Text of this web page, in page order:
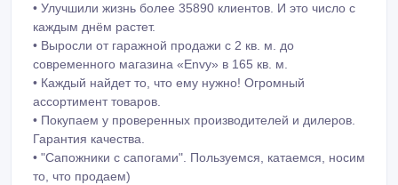
• Улучшили жизнь более 35890 клиентов. И это число с
каждым днём растет.
• Выросли от гаражной продажи с 2 кв. м. до
современного магазина «Envy» в 165 кв. м.
• Каждый найдет то, что ему нужно! Огромный
ассортимент товаров.
• Покупаем у проверенных производителей и дилеров.
Гарантия качества.
• "Сапожники с сапогами". Пользуемся, катаемся, носим
то, что продаем)